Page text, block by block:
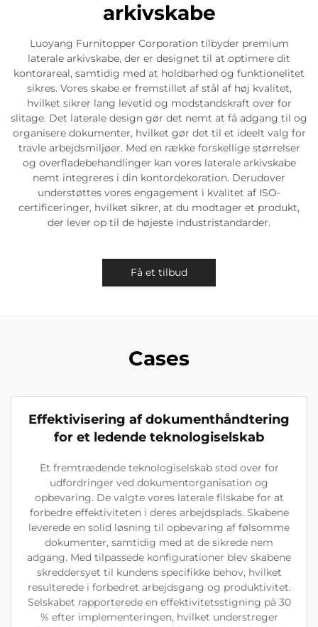
arkivskabe
Luoyang Furnitopper Corporation tilbyder premium
laterale arkivskabe, der er designet til at optimere dit
kontorareal, samtidig med at holdbarhed og funktionelitet
sikres. Vores skabe er fremstillet af stål af høj kvalitet,
hvilket sikrer lang levetid og modstandskraft over for
slitage. Det laterale design gør det nemt at få adgang til og
organisere dokumenter, hvilket gør det til et ideelt valg for
travle arbejdsmiljøer. Med en række forskellige størrelser
og overfladebehandlinger kan vores laterale arkivskabe
nemt integreres i din kontordekoration. Derudover
understøttes vores engagement i kvalitet af ISO-
certificeringer, hvilket sikrer, at du modtager et produkt,
der lever op til de højeste industristandarder.
Få et tilbud
Cases
Effektivisering af dokumenthåndtering
for et ledende teknologiselskab
Et fremtrædende teknologiselskab stod over for
udfordringer ved dokumentorganisation og
opbevaring. De valgte vores laterale filskabe for at
forbedre effektiviteten i deres arbejdsplads. Skabene
leverede en solid løsning til opbevaring af følsomme
dokumenter, samtidig med at de sikrede nem
adgang. Med tilpassede konfigurationer blev skabene
skreddersyet til kundens specifikke behov, hvilket
resulterede i forbedret arbejdsgang og produktivitet.
Selskabet rapporterede en effektivitetsstigning på 30
% efter implementeringen, hvilket understreger